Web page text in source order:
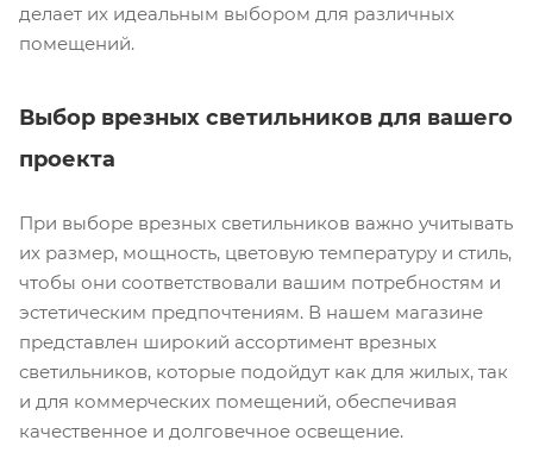
делает их идеальным выбором для различных
помещений.
Выбор врезных светильников для вашего
проекта
При выборе врезных светильников важно учитывать
их размер, мощность, цветовую температуру и стиль,
чтобы они соответствовали вашим потребностям и
эстетическим предпочтениям. В нашем магазине
представлен широкий ассортимент врезных
светильников, которые подойдут как для жилых, так
и для коммерческих помещений, обеспечивая
качественное и долговечное освещение.